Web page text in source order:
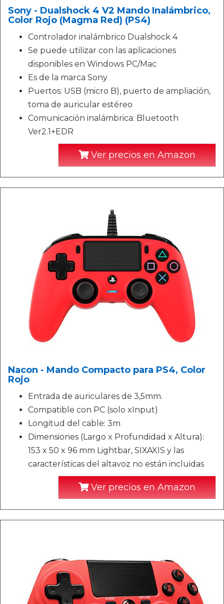
Sony - Dualshock 4 V2 Mando Inalámbrico,
Color Rojo (Magma Red) (PS4)
Controlador inalámbrico Dualshock 4
Se puede utilizar con las aplicaciones
disponibles en Windows PC/Mac
Es de la marca Sony
Puertos: USB (micro B), puerto de ampliación,
toma de auricular estéreo
Comunicación inalámbrica: Bluetooth
Ver2.1+EDR
Ver precios en Amazon
Nacon - Mando Compacto para PS4, Color
Rojo
Entrada de auriculares de 3,5mm.
Compatible con PC (solo xInput)
Longitud del cable: 3m
Dimensiones (Largo x Profundidad x Altura):
153 x 50 x 96 mm Lightbar, SIXAXIS y las
características del altavoz no están incluidas
Ver precios en Amazon